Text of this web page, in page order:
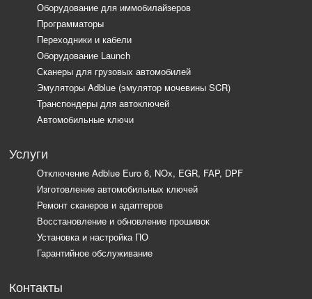
Оборудование для иммобилайзеров
Программаторы
Переходники и кабели
Оборудование Launch
Сканеры для грузовых автомобилей
Эмуляторы Adblue (эмулятор мочевины SCR)
Транспондеры для автоключей
Автомобильные ключи
Услуги
Отключение Adblue Euro 6, NOx, EGR, FAP, DPF
Изготовление автомобильных ключей
Ремонт сканеров и адаптеров
Восстановление и обновление прошивок
Установка и настройка ПО
Гарантийное обслуживание
Контакты